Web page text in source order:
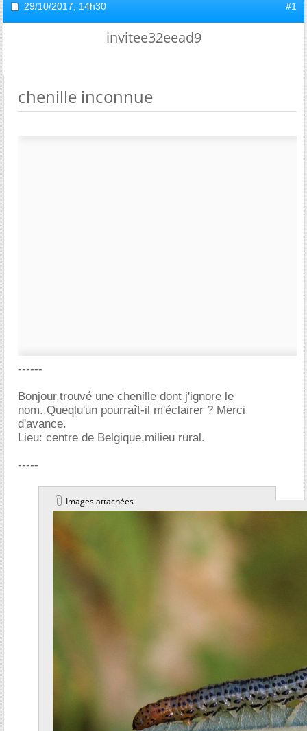
29/10/2017, 14h30 #1
invitee32eead9
chenille inconnue
------
Bonjour,trouvé une chenille dont j'ignore le
nom..Queqlu'un pourraît-il m'éclairer ? Merci
d'avance.
Lieu: centre de Belgique,milieu rural.
-----
Images attachées